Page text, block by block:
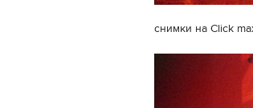
снимки на Click